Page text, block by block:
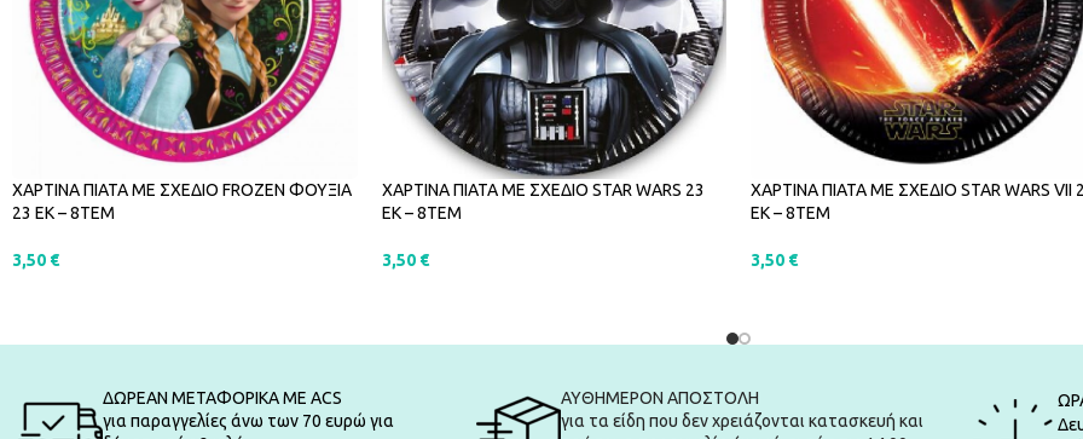
ΧΑΡΤΙΝΑ ΠΙΑΤΑ ΜΕ ΣΧΕΔΙΟ FROZEN ΦΟΥΞΙΑ
23 ΕΚ – 8ΤΕΜ
3,50 €
ΧΑΡΤΙΝΑ ΠΙΑΤΑ ΜΕ ΣΧΕΔΙΟ STAR WARS 23
ΕΚ – 8ΤΕΜ
3,50 €
ΧΑΡΤΙΝΑ ΠΙΑΤΑ ΜΕ ΣΧΕΔΙΟ STAR WARS VII
ΕΚ – 8ΤΕΜ
3,50 €
ΔΩΡΕΑΝ ΜΕΤΑΦΟΡΙΚΑ ΜΕ ACS
για παραγγελίες άνω των 70 ευρώ για
ΑΥΘΗΜΕΡΟΝ ΑΠΟΣΤΟΛΗ
για τα είδη που δεν χρειάζονται κατασκευή και